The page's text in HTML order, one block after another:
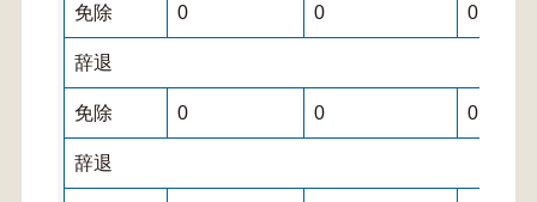
免除 0 0 0
辞退
免除 0 0 0
辞退